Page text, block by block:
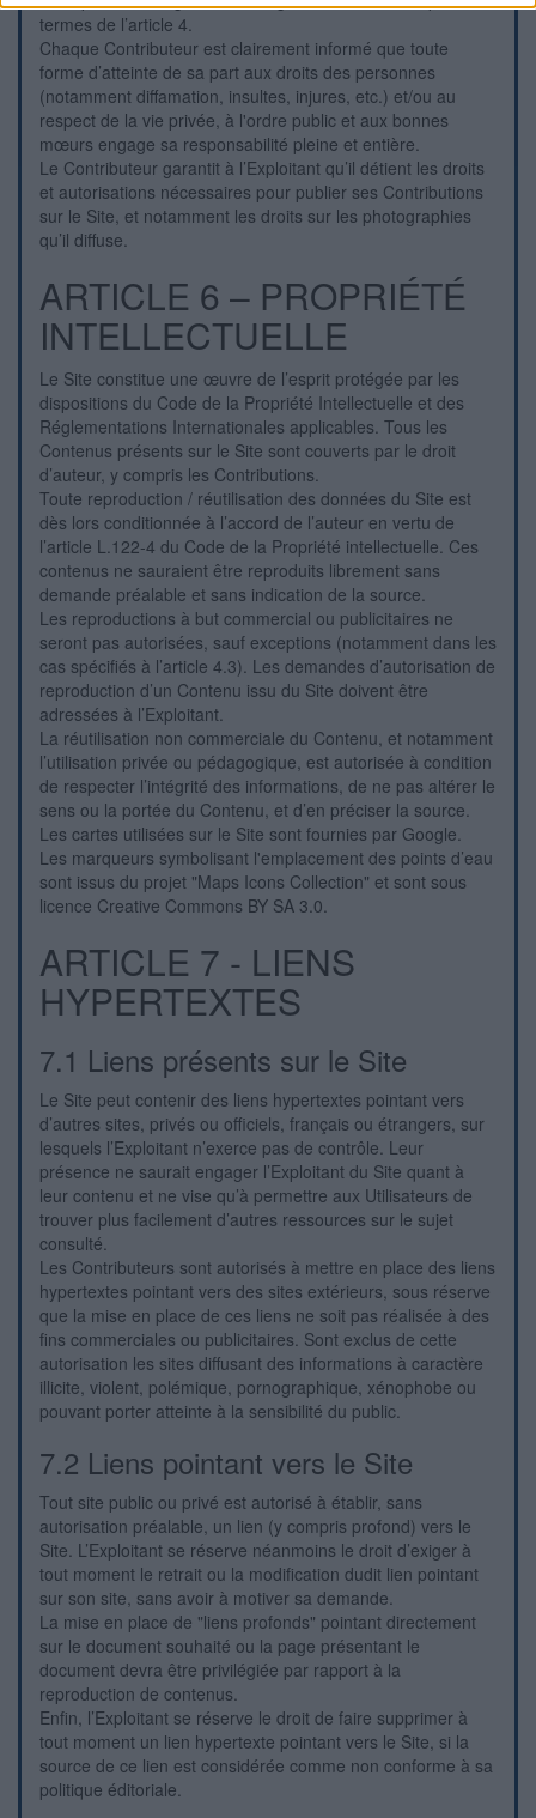
termes de l’article 4.
Chaque Contributeur est clairement informé que toute
forme d’atteinte de sa part aux droits des personnes
(notamment diffamation, insultes, injures, etc.) et/ou au
respect de la vie privée, à l'ordre public et aux bonnes
mœurs engage sa responsabilité pleine et entière.
Le Contributeur garantit à l’Exploitant qu’il détient les droits
et autorisations nécessaires pour publier ses Contributions
sur le Site, et notamment les droits sur les photographies
qu’il diffuse.
ARTICLE 6 – PROPRIÉTÉ
INTELLECTUELLE
Le Site constitue une œuvre de l’esprit protégée par les
dispositions du Code de la Propriété Intellectuelle et des
Réglementations Internationales applicables. Tous les
Contenus présents sur le Site sont couverts par le droit
d’auteur, y compris les Contributions.
Toute reproduction / réutilisation des données du Site est
dès lors conditionnée à l’accord de l’auteur en vertu de
l’article L.122-4 du Code de la Propriété intellectuelle. Ces
contenus ne sauraient être reproduits librement sans
demande préalable et sans indication de la source.
Les reproductions à but commercial ou publicitaires ne
seront pas autorisées, sauf exceptions (notamment dans les
cas spécifiés à l’article 4.3). Les demandes d’autorisation de
reproduction d’un Contenu issu du Site doivent être
adressées à l’Exploitant.
La réutilisation non commerciale du Contenu, et notamment
l’utilisation privée ou pédagogique, est autorisée à condition
de respecter l’intégrité des informations, de ne pas altérer le
sens ou la portée du Contenu, et d’en préciser la source.
Les cartes utilisées sur le Site sont fournies par Google.
Les marqueurs symbolisant l'emplacement des points d’eau
sont issus du projet "Maps Icons Collection" et sont sous
licence Creative Commons BY SA 3.0.
ARTICLE 7 - LIENS
HYPERTEXTES
7.1 Liens présents sur le Site
Le Site peut contenir des liens hypertextes pointant vers
d’autres sites, privés ou officiels, français ou étrangers, sur
lesquels l’Exploitant n’exerce pas de contrôle. Leur
présence ne saurait engager l’Exploitant du Site quant à
leur contenu et ne vise qu’à permettre aux Utilisateurs de
trouver plus facilement d’autres ressources sur le sujet
consulté.
Les Contributeurs sont autorisés à mettre en place des liens
hypertextes pointant vers des sites extérieurs, sous réserve
que la mise en place de ces liens ne soit pas réalisée à des
fins commerciales ou publicitaires. Sont exclus de cette
autorisation les sites diffusant des informations à caractère
illicite, violent, polémique, pornographique, xénophobe ou
pouvant porter atteinte à la sensibilité du public.
7.2 Liens pointant vers le Site
Tout site public ou privé est autorisé à établir, sans
autorisation préalable, un lien (y compris profond) vers le
Site. L’Exploitant se réserve néanmoins le droit d’exiger à
tout moment le retrait ou la modification dudit lien pointant
sur son site, sans avoir à motiver sa demande.
La mise en place de "liens profonds" pointant directement
sur le document souhaité ou la page présentant le
document devra être privilégiée par rapport à la
reproduction de contenus.
Enfin, l’Exploitant se réserve le droit de faire supprimer à
tout moment un lien hypertexte pointant vers le Site, si la
source de ce lien est considérée comme non conforme à sa
politique éditoriale.